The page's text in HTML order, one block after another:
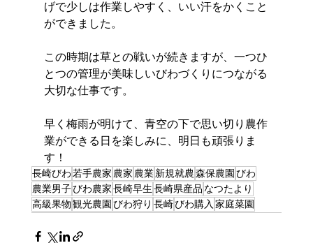
げで少しは作業しやすく、いい汗をかくこと
ができました。
この時期は草との戦いが続きますが、一つひ
とつの管理が美味しいびわづくりにつながる
大切な仕事です。
早く梅雨が明けて、青空の下で思い切り農作
業ができる日を楽しみに、明日も頑張りま
す！
長崎びわ若手農家 農家 農業 新規就農森保農園 びわ
農業男子びわ農家長崎早生長崎県産品 なつたより
高級果物観光農園 びわ狩り 長崎びわ購入 家庭菜園